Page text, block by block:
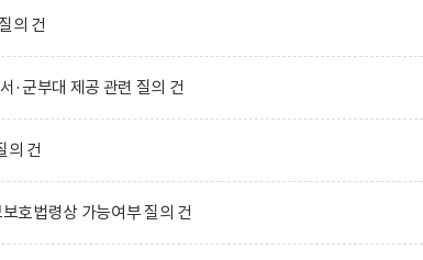
의 건
·군부대 제공 관련 질의 건
의 건
호법령상 가능여부 질의 건